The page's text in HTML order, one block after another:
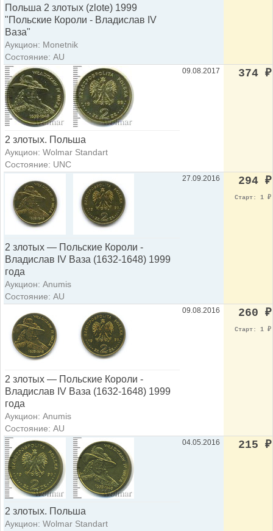
Польша 2 злотых (zlote) 1999
"Польские Короли - Владислав IV
Ваза"
Аукцион: Monetnik
Состояние: AU
2 злотых. Польша
Аукцион: Wolmar Standart
Состояние: UNC
09.08.2017 374 ₽
2 злотых — Польские Короли -
Владислав IV Ваза (1632-1648) 1999
года
Аукцион: Anumis
Состояние: AU
27.09.2016 294 ₽
Старт: 1 ₽
2 злотых — Польские Короли -
Владислав IV Ваза (1632-1648) 1999
года
Аукцион: Anumis
Состояние: AU
09.08.2016 260 ₽
Старт: 1 ₽
2 злотых. Польша
Аукцион: Wolmar Standart
04.05.2016 215 ₽